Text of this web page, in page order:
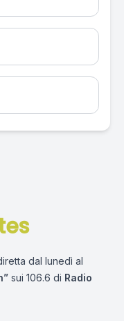
dal lunedì al
sui 106.6 di Radio